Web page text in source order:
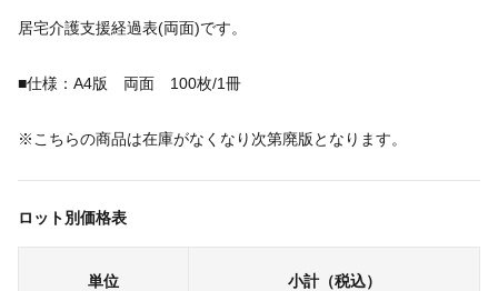
居宅介護支援経過表(両面)です。
■仕様：A4版 両面 100枚/1冊
※こちらの商品は在庫がなくなり次第廃版となります。
ロット別価格表
単位 小計（税込）